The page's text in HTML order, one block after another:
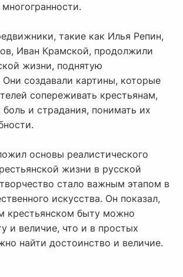
такие как Илья Репин,
Иван Крамской, продолжили
жизни, поднятую
создавали картины, которые
сопереживать крестьянам,
боль и страдания, понимать их
основы реалистического
жизни в русской
стало важным этапом в
искусства. Он показал,
крестьянском быту можно
и величие, что и в простых
найти достоинство и величие.